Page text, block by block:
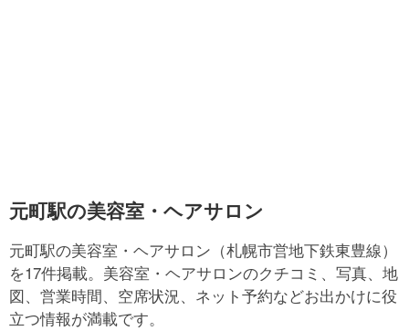
元町駅の美容室・ヘアサロン
元町駅の美容室・ヘアサロン（札幌市営地下鉄東豊線）
を17件掲載。美容室・ヘアサロンのクチコミ、写真、地
図、営業時間、空席状況、ネット予約などお出かけに役
立つ情報が満載です。